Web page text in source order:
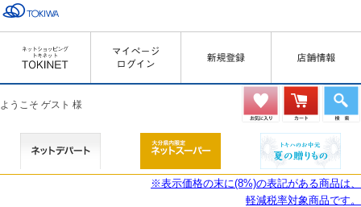
ようこそ ゲスト 様
※表示価格の末に(8%)の表記がある商品は、
軽減税率対象商品です。